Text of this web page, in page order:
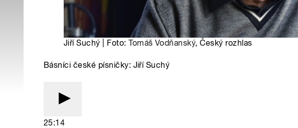
Jiří Suchý | Foto:Tomáš Vodňanský, Český rozhlas
Básníci české písničky: Jiří Suchý
25:14